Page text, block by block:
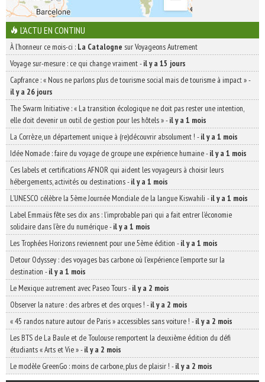
L'ACTU EN CONTINU
À l'honneur ce mois-ci : La Catalogne sur Voyageons Autrement
Voyage sur-mesure : ce qui change vraiment-il y a 15 jours
Capfrance : « Nous ne parlons plus de tourisme social mais de tourisme à impact »-
il y a 26 jours
The Swarm Initiative : « La transition écologique ne doit pas rester une intention,
elle doit devenir un outil de gestion pour les hôtels »-il y a 1 mois
La Corrèze, un département unique à (re)découvrir absolument ! -il y a 1 mois
Idée Nomade : faire du voyage de groupe une expérience humaine-il y a 1 mois
Ces labels et certifications AFNOR qui aident les voyageurs à choisir leurs
hébergements, activités ou destinations-il y a 1 mois
L’UNESCO célèbre la 5ème Journée Mondiale de la langue Kiswahili -il y a 1 mois
Label Emmaüs fête ses dix ans : l’improbable pari qui a fait entrer l’économie
solidaire dans l’ère du numérique-il y a 1 mois
Les Trophées Horizons reviennent pour une 5ème édition -il y a 1 mois
Detour Odyssey : des voyages bas carbone où l’expérience l’emporte sur la
destination -il y a 1 mois
Le Mexique autrement avec Paseo Tours-il y a 2 mois
Observer la nature : des arbres et des orques ! -il y a 2 mois
« 45 randos nature autour de Paris » accessibles sans voiture ! -il y a 2 mois
Les BTS de La Baule et de Toulouse remportent la deuxième édition du défi
étudiants « Arts et Vie »-il y a 2 mois
Le modèle GreenGo : moins de carbone, plus de plaisir ! -il y a 2 mois